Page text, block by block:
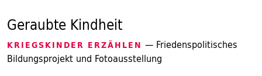
Geraubte Kindheit
KRIEGSKINDER ERZÄHLEN — Friedenspolitisches
Bildungsprojekt und Fotoausstellung